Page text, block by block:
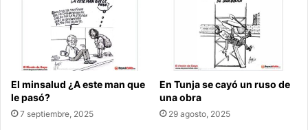
El minsalud ¿A este man que
le pasó?
7 septiembre, 2025
En Tunja se cayó un ruso de
una obra
29 agosto, 2025